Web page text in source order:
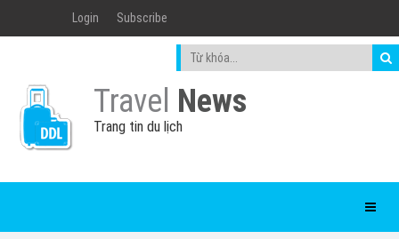
Login Subscribe
Travel News
Trang tin du lịch